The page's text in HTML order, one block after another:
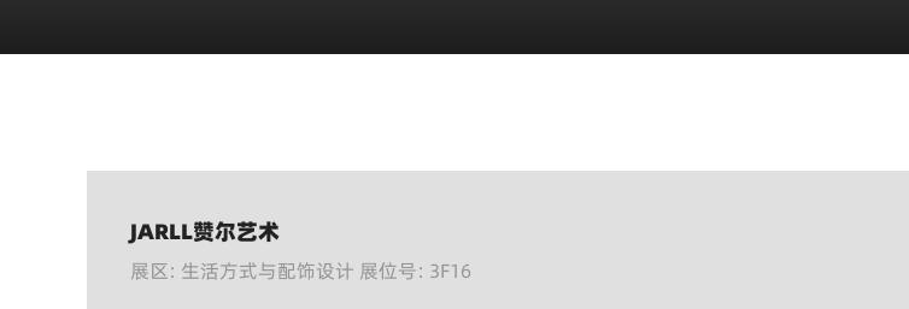
JARLL赞尔艺术
展区: 生活方式与配饰设计 展位号: 3F16